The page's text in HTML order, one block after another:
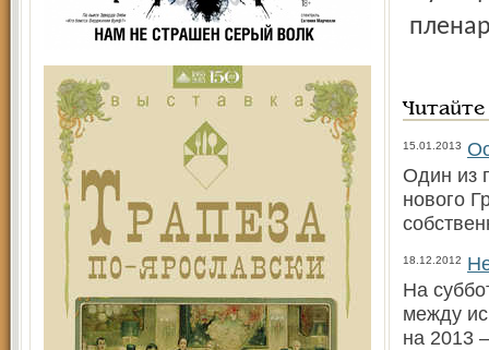
15.01.2013
Один из
нового
18.12.2012
На
между
на 2013